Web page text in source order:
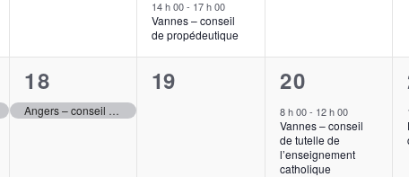
14 h 00- 17 h 00
Vannes – conseil
de propédeutique
1
évènement,
18
Angers – conseil supérieur de l’UCO
0
19
1
20
8 h 00- 12 h 00
Vannes – conseil
de tutelle de
l’enseignement
catholique